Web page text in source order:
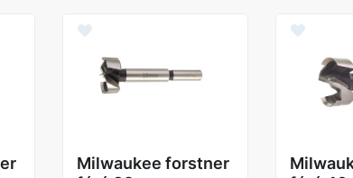
Milwaukee forstner